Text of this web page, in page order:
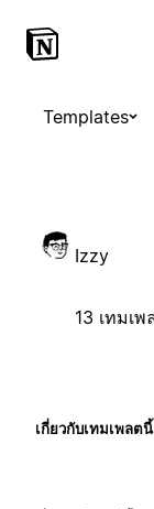
Templates
Izzy
13 เทมเพ
เกี่ยวกับเทมเพลตนี้